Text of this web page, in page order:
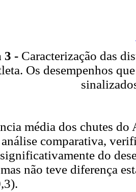
3 -Caracterização das
Os desempenhos
média dos chutes
comparativa,
do
não teve diferença